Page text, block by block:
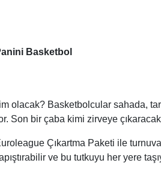
Basketbol
olacak? Basketbolcular sahada,
Son bir çaba kimi zirveye
Çıkartma Paketi ile
ve bu tutkuyu her yere